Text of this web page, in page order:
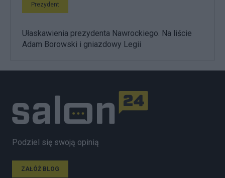
Prezydent
Ułaskawienia prezydenta Nawrockiego. Na liście
Adam Borowski i gniazdowy Legii
Podziel się swoją opinią
ZAŁÓŻ BLOG